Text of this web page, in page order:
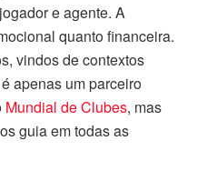
e agente. A
quanto financeira.
vindos de contextos
apenas um parceiro
Mundial de Clubes, mas
guia em todas as